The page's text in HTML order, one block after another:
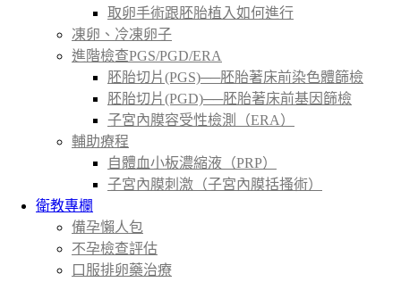
取卵手術跟胚胎植入如何進行
凍卵、冷凍卵子
進階檢查PGS/PGD/ERA
胚胎切片(PGS)──胚胎著床前染色體篩檢
胚胎切片(PGD)──胚胎著床前基因篩檢
子宮內膜容受性檢測（ERA）
輔助療程
自體血小板濃縮液（PRP）
子宮內膜刺激（子宮內膜括搔術）
衛教專欄
備孕懶人包
不孕檢查評估
口服排卵藥治療